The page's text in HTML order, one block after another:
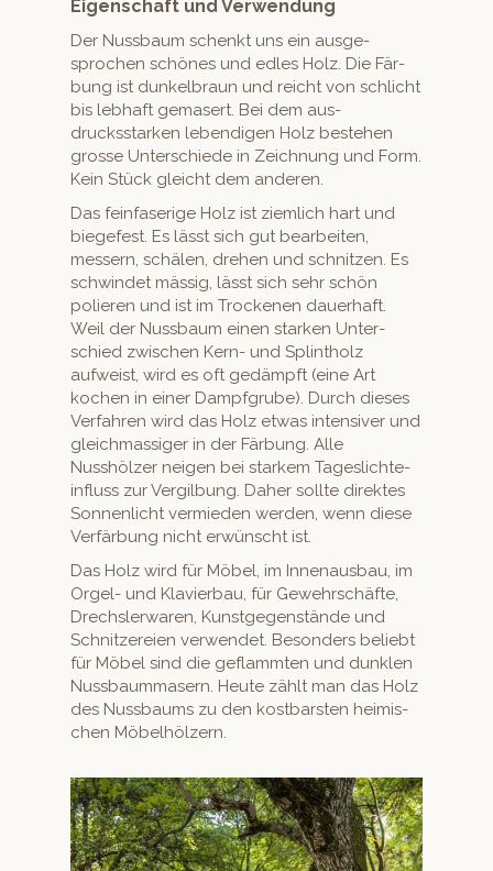
Eigenschaft und Verwendung
Der Nuss­baum schenkt uns ein aus­ge­
sprochen schönes und edles Holz. Die Fär­
bung ist dunkel­braun und reicht von schlicht
bis leb­haft gemasert. Bei dem aus­
drucksstarken lebendi­gen Holz beste­hen
grosse Unter­schiede in Zeich­nung und Form.
Kein Stück gle­icht dem anderen.
Das fein­faserige Holz ist ziem­lich hart und
biege­fest. Es lässt sich gut bear­beit­en,
messern, schälen, drehen und schnitzen. Es
schwindet mäs­sig, lässt sich sehr schön
polieren und ist im Trock­e­nen dauer­haft.
Weil der Nuss­baum einen starken Unter­
schied zwis­chen Kern- und Splintholz
aufweist, wird es oft gedämpft (eine Art
kochen in ein­er Dampf­grube). Durch dieses
Ver­fahren wird das Holz etwas inten­siv­er und
gle­ich­mas­siger in der Fär­bung. Alle
Nusshölz­er neigen bei starkem Tages­lichte­
in­fluss zur Vergilbung. Daher sollte direk­tes
Son­nen­licht ver­mieden wer­den, wenn diese
Ver­fär­bung nicht erwün­scht ist.
Das Holz wird für Möbel, im Innenaus­bau, im
Orgel- und Klavier­bau, für Gewehrschäfte,
Drech­sler­waren, Kun­st­ge­gen­stände und
Schnitzereien ver­wen­det. Beson­ders beliebt
für Möbel sind die geflammten und dun­klen
Nuss­baum­masern. Heute zählt man das Holz
des Nuss­baums zu den kost­barsten heimis­
chen Möbelhölzern.